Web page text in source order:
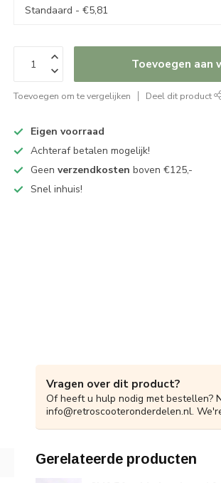
Toevoegen aan
Toevoegen om te vergelijken Deel dit product
Eigen voorraad
Achteraf betalen mogelijk!
Geenverzendkosten boven €125,-
Snel inhuis!
Vragen over dit product?
Of heeft u hulp nodig met bestellen?
info@retroscooteronderdelen.nl.
Gerelateerde producten